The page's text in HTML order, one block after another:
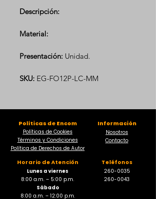
Descripción:
Material:
Presentación: Unidad.
SKU: EG-FO12P-LC-MM
Políticas de Encom
Políticas de Cookies
Términos y Condiciones
Política de Derechos de Autor
Información
Nosotros
Contacto
Horario de Atención
Lunes a viernes
8:00 a.m. – 5:00 p.m.
Sábado
8:00 a.m. – 12:00 p.m.
Teléfonos
260-0035
260-0043